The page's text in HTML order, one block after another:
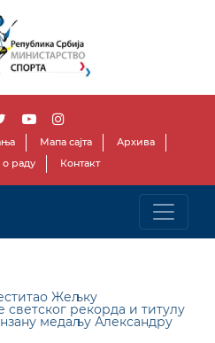
Мапа сајта
Архива
раду
Контакт
Жељку
рекорда и титулу
медаљу Александру